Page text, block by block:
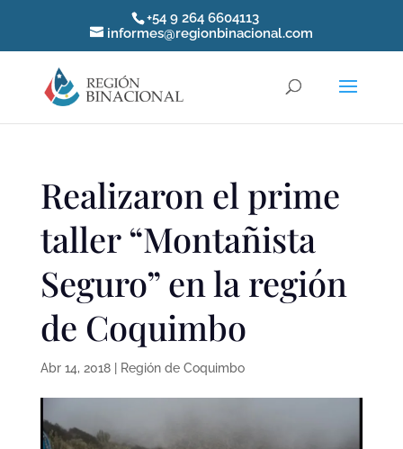
+54 9 264 6604113
informes@regionbinacional.com
Realizaron el prime
taller “Montañista
Seguro” en la región
de Coquimbo
Abr 14, 2018| Región de Coquimbo